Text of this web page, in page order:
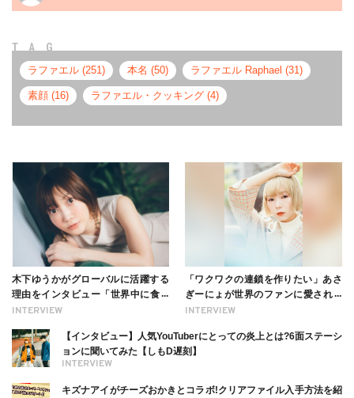
TAG
ラファエル (251) 本名 (50) ラファエル Raphael (31)
素顔 (16) ラファエル・クッキング (4)
INTERVIEW
木下ゆうかがグローバルに活躍する
理由をインタビュー「世界中に食べ
る幸せを伝えたい」新事務所加入に
INTERVIEW
「ワクワクの連鎖を作りたい」あさ
ぎーにょが世界のファンに愛される
理由【インタビュー】
INTERVIEW
【インタビュー】人気YouTuberにとっての炎上とは?6面ステーシ
ョンに聞いてみた【しもD遅刻】
キズナアイがチーズおかきとコラボ!クリアファイル入手方法を紹